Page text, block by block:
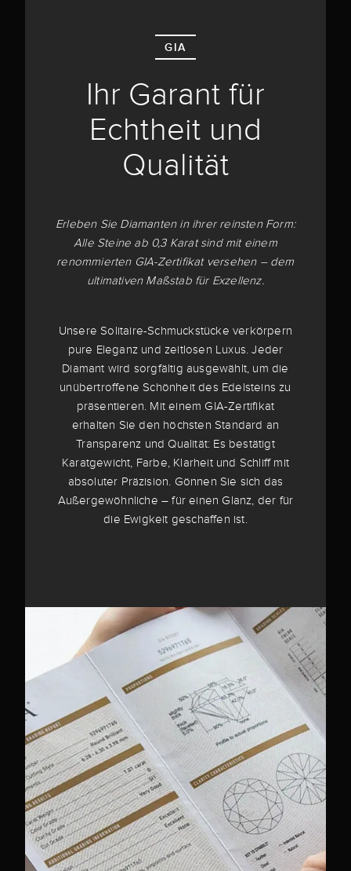
GIA
Ihr Garant für
Echtheit und
Qualität
Erleben Sie Diamanten in ihrer reinsten Form:
Alle Steine ab 0,3 Karat sind mit einem
renommierten GIA-Zertifikat versehen – dem
ultimativen Maßstab für Exzellenz.
Unsere Solitaire-Schmuckstücke verkörpern
pure Eleganz und zeitlosen Luxus. Jeder
Diamant wird sorgfältig ausgewählt, um die
unübertroffene Schönheit des Edelsteins zu
präsentieren. Mit einem GIA-Zertifikat
erhalten Sie den höchsten Standard an
Transparenz und Qualität: Es bestätigt
Karatgewicht, Farbe, Klarheit und Schliff mit
absoluter Präzision. Gönnen Sie sich das
Außergewöhnliche – für einen Glanz, der für
die Ewigkeit geschaffen ist.